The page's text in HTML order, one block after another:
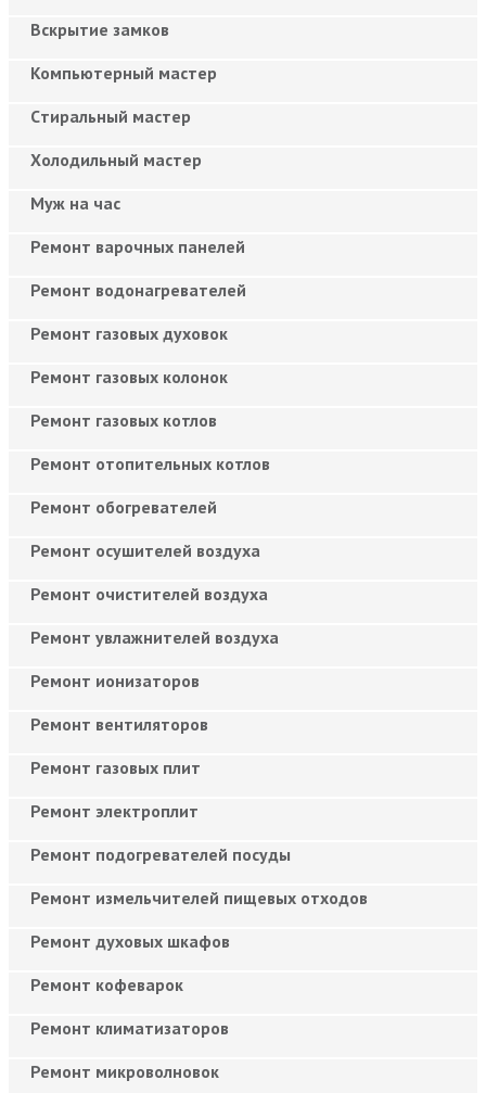
Вскрытие замков
Компьютерный мастер
Cтиральный мастер
Холодильный мастер
Муж на час
Ремонт варочных панелей
Ремонт водонагревателей
Ремонт газовых духовок
Ремонт газовых колонок
Ремонт газовых котлов
Ремонт отопительных котлов
Ремонт обогревателей
Ремонт осушителей воздуха
Ремонт очистителей воздуха
Ремонт увлажнителей воздуха
Ремонт ионизаторов
Ремонт вентиляторов
Ремонт газовых плит
Ремонт электроплит
Ремонт подогревателей посуды
Ремонт измельчителей пищевых отходов
Ремонт духовых шкафов
Ремонт кофеварок
Ремонт климатизаторов
Ремонт микроволновок